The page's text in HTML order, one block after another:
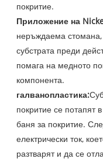
покритие.
Приложение на
неръждаема стомана,
субстрата преди
помага на медното
компонента.
галванопластика:
покритие се потапят
баня за покритие.
електрически ток,
разтварят и да се